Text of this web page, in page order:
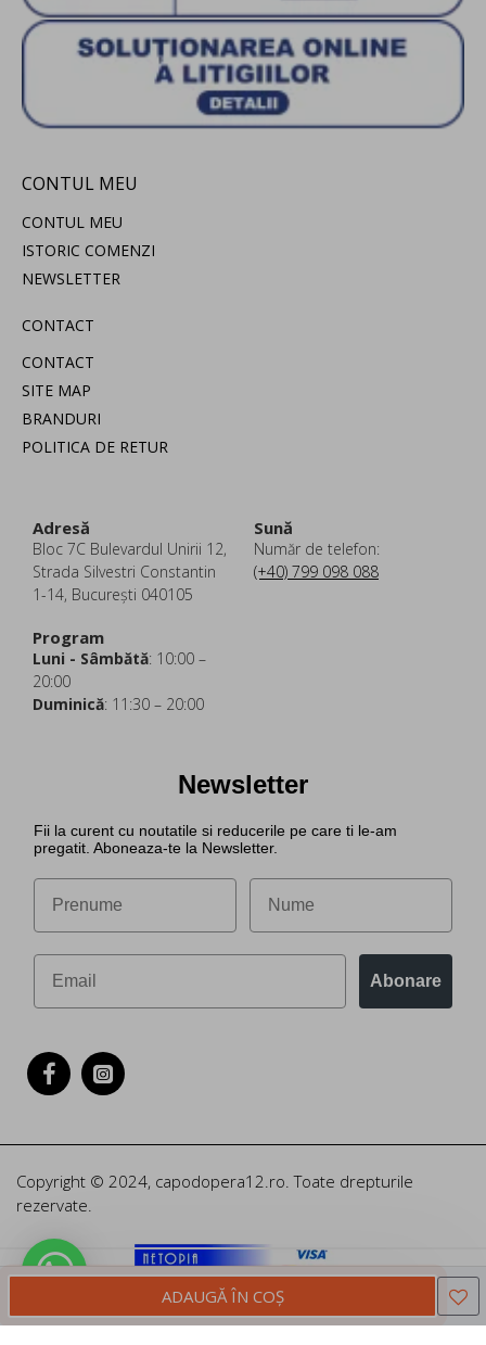
ADAUGĂ ÎN COŞ
CONTUL MEU
CONTUL MEU
ISTORIC COMENZI
NEWSLETTER
CONTACT
CONTACT
SITE MAP
BRANDURI
POLITICA DE RETUR
Adresă
Bloc 7C Bulevardul Unirii 12,
Strada Silvestri Constantin
1-14, București 040105
Sună
Număr de telefon:
(+40) 799 098 088
Program
Luni - Sâmbătă: 10:00 –
20:00
Duminică: 11:30 – 20:00
Newsletter
Fii la curent cu noutatile si reducerile pe care ti le-am
pregatit. Aboneaza-te la Newsletter.
Abonare
Copyright © 2024, capodopera12.ro. Toate drepturile
rezervate.